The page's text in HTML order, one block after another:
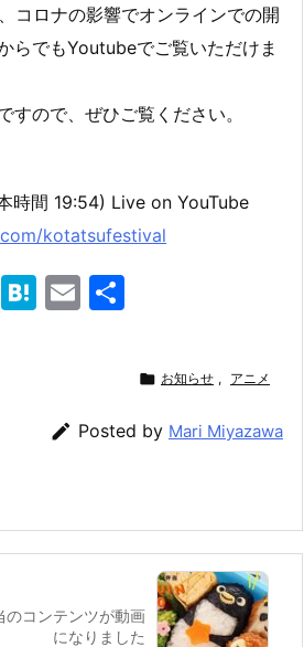
コロナの影響でオンラインでの開
らでもYoutubeでご覧いただけま
すので、ぜひご覧ください。
時間 19:54) Live on YouTube
kotatsufestival
Pi H
a
E
 お知らせ , アニメ
 Posted by Mari Miyazawa
のコンテンツが動画
になりました